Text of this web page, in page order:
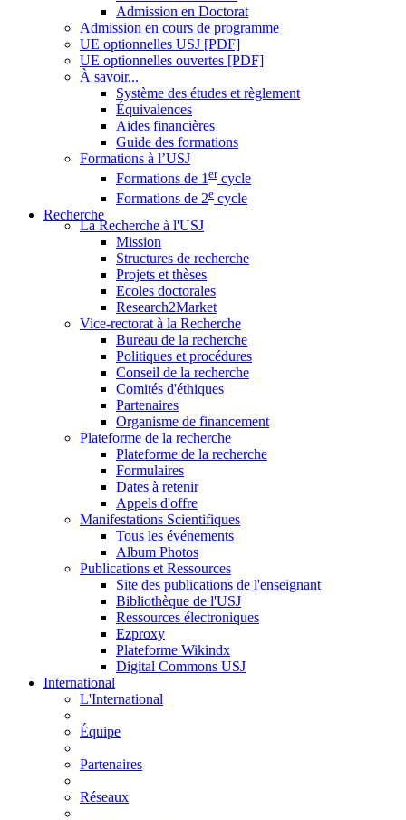
Admission en Doctorat
Admission en cours de programme
UE optionnelles USJ [PDF]
UE optionnelles ouvertes [PDF]
À savoir...
Système des études et règlement
Équivalences
Aides financières
Guide des formations
Formations à l’USJ
Formations de 1 ercycle
Formations de 2e cycle
Recherche
La Recherche à l'USJ
Mission
Structures de recherche
Projets et thèses
Ecoles doctorales
Research2Market
Vice-rectorat à la Recherche
Bureau de la recherche
Politiques et procédures
Conseil de la recherche
Comités d'éthiques
Partenaires
Organisme de financement
Plateforme de la recherche
Plateforme de la recherche
Formulaires
Dates à retenir
Appels d'offre
Manifestations Scientifiques
Tous les événements
Album Photos
Publications et Ressources
Site des publications de l'enseignant
Bibliothèque de l'USJ
Ressources électroniques
Ezproxy
Plateforme Wikindx
Digital Commons USJ
International
L'International
Équipe
Partenaires
Réseaux